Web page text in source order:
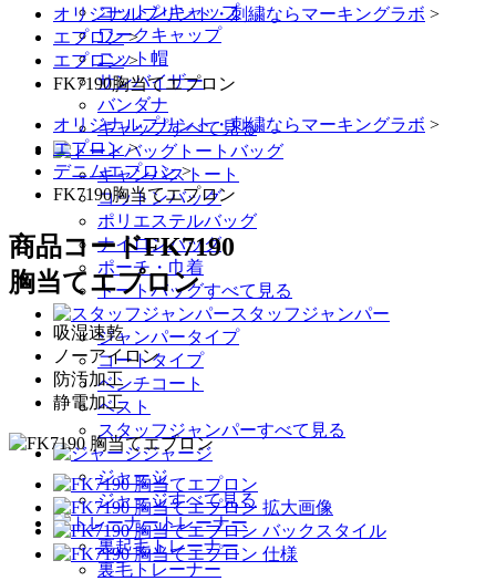
コットンキャップ
ワークキャップ
ニット帽
サンバイザー
バンダナ
キャップすべて見る
トートバッグ
キャンバストート
コットンバッグ
ポリエステルバッグ
ナイロンバッグ
ポーチ・巾着
トートバッグすべて見る
スタッフジャンパー
ジャンパータイプ
コートタイプ
ベンチコート
ベスト
スタッフジャンパーすべて見る
ジャージ
ジャージ
ジャージすべて見る
トレーナー
裏起毛トレーナー
裏毛トレーナー
オリジナルプリント・刺繍ならマーキングラボ >
エプロン >
エプロン >
FK7190胸当てエプロン
オリジナルプリント・刺繍ならマーキングラボ >
エプロン >
デニムエプロン >
FK7190胸当てエプロン
商品コードFK7190
胸当てエプロン
吸湿速乾
ノーアイロン
防汚加工
静電加工